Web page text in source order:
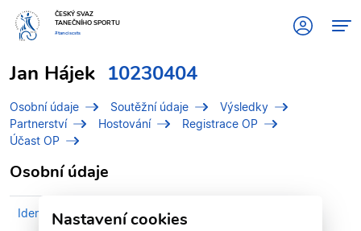
ČESKÝ SVAZ
TANEČNÍHO SPORTU
#tanciscsts
Jan Hájek 10230404
Osobní údaje Soutěžní údaje
Výsledky
Partnerství
Hostování
Registrace OP
Účast OP
Osobní údaje
Identifikační číslo (IDT)
Nastavení cookies